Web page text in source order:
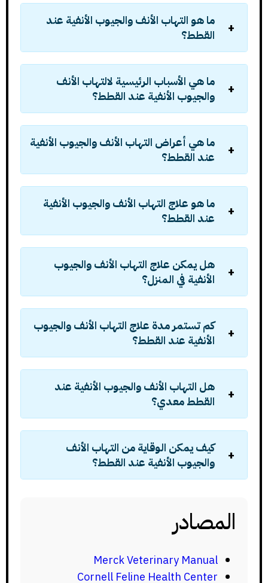
ما هو التهاب الأنف والجيوب الأنفية عند
القطط؟
ما هي الأسباب الرئيسية لالتهاب الأنف
والجيوب الأنفية عند القطط؟
ما هي أعراض التهاب الأنف والجيوب الأنفية
عند القطط؟
ما هو علاج التهاب الأنف والجيوب الأنفية
عند القطط؟
هل يمكن علاج التهاب الأنف والجيوب
الأنفية في المنزل؟
كم تستمر مدة علاج التهاب الأنف والجيوب
الأنفية عند القطط؟
هل التهاب الأنف والجيوب الأنفية عند
القطط معدي؟
كيف يمكن الوقاية من التهاب الأنف
والجيوب الأنفية عند القطط؟
المصادر
Merck Veterinary Manual
Cornell Feline Health Center